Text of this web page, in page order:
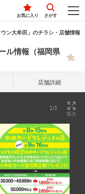
お気に入り さがす
ウン大牟田」のチラシ・店舗情報
ル情報（福岡県
店舗詳細
1/1
拡大